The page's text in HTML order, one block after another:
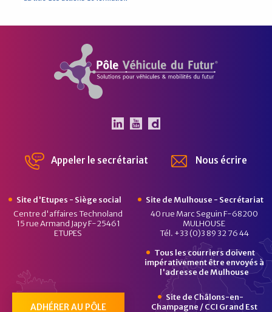
Pôle Véhicule du Futur
Appeler le secrétariat Nous écrire
Site d'Etupes - Siège social
Centre d'affaires Technoland
15 rue Armand Japy F-25461
ETUPES
Site de Mulhouse - Secrétariat
40 rue Marc Seguin F-68200
MULHOUSE
Tél. +33 (0)3 89 32 76 44
Tous les courriers doivent
impérativement être envoyés à
l'adresse de Mulhouse
ADHÉRER AU PÔLE
Site de Châlons-en-
Champagne / CCI Grand Est